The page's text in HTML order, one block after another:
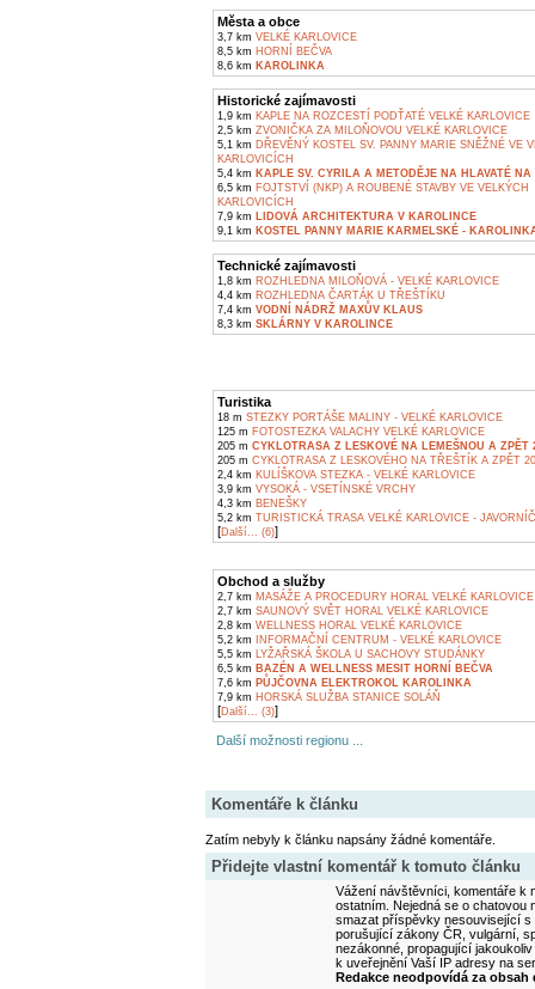
Města a obce
3,7 km VELKÉ KARLOVICE
8,5 km HORNÍ BEČVA
8,6 km KAROLINKA
Historické zajímavosti
1,9 km KAPLE NA ROZCESTÍ PODŤATÉ VELKÉ KARLOVICE
2,5 km ZVONIČKA ZA MILOŇOVOU VELKÉ KARLOVICE
5,1 km DŘEVĚNÝ KOSTEL SV. PANNY MARIE SNĚŽNÉ VE
KARLOVICÍCH
5,4 km KAPLE SV. CYRILA A METODĚJE NA HLAVATÉ NA
6,5 km FOJTSTVÍ (NKP) A ROUBENÉ STAVBY VE VELKÝCH
KARLOVICÍCH
7,9 km LIDOVÁ ARCHITEKTURA V KAROLINCE
9,1 km KOSTEL PANNY MARIE KARMELSKÉ -
Technické zajímavosti
1,8 km ROZHLEDNA MILOŇOVÁ - VELKÉ KARLOVICE
4,4 km ROZHLEDNA ČARTÁK U TŘEŠTÍKU
7,4 km VODNÍ NÁDRŽ MAXŮV KLAUS
8,3 km SKLÁRNY V KAROLINCE
Turistika
18 m STEZKY PORTÁŠE MALINY - VELKÉ KARLOVICE
125 m FOTOSTEZKA VALACHY VELKÉ KARLOVICE
205 m CYKLOTRASA Z LESKOVÉ NA LEMEŠNOU A ZPĚT
205 m CYKLOTRASA Z LESKOVÉHO NA TŘEŠTÍK A ZPĚT
2,4 km KULÍŠKOVA STEZKA - VELKÉ KARLOVICE
3,9 km VYSOKÁ - VSETÍNSKÉ VRCHY
4,3 km BENEŠKY
5,2 km TURISTICKÁ TRASA VELKÉ KARLOVICE -
[Další... (6)]
Obchod a služby
2,7 km MASÁŽE A PROCEDURY HORAL VELKÉ KARLOVICE
2,7 km SAUNOVÝ SVĚT HORAL VELKÉ KARLOVICE
2,8 km WELLNESS HORAL VELKÉ KARLOVICE
5,2 km INFORMAČNÍ CENTRUM - VELKÉ KARLOVICE
5,5 km LYŽAŘSKÁ ŠKOLA U SACHOVY STUDÁNKY
6,5 km BAZÉN A WELLNESS MESIT HORNÍ BEČVA
7,6 km PŮJČOVNA ELEKTROKOL KAROLINKA
7,9 km HORSKÁ SLUŽBA STANICE SOLÁŇ
[Další... (3)]
Další možnosti regionu ...
Komentáře k článku
Zatím nebyly k článku napsány žádné komentáře.
Přidejte vlastní komentář k tomuto článku
Vážení návštěvníci, komentáře k
ostatním. Nejedná se o
smazat příspěvky nesouvisející
porušující zákony ČR, vulgární,
nezákonné, propagující
k uveřejnění Vaší IP adresy na
Redakce neodpovídá za